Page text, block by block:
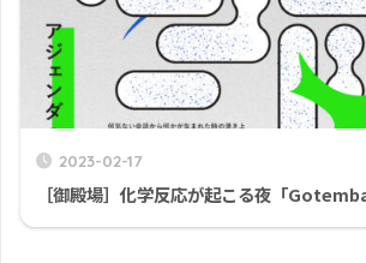
2023-02-17
［御殿場］化学反応が起こる夜「